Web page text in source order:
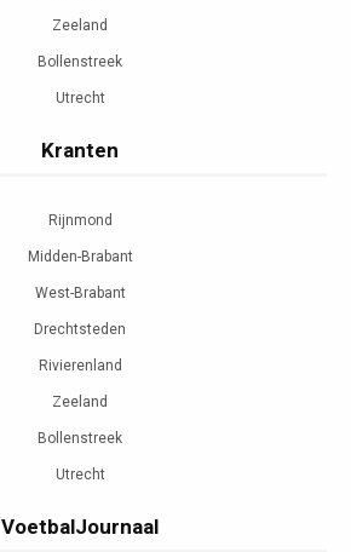
Zeeland
Bollenstreek
Utrecht
Kranten
Rijnmond
Midden-Brabant
West-Brabant
Drechtsteden
Rivierenland
Zeeland
Bollenstreek
Utrecht
VoetbalJournaal